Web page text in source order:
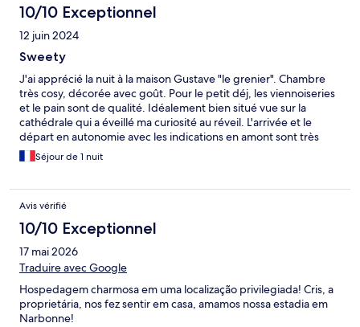
10/10 Exceptionnel
12 juin 2024
Sweety
J'ai apprécié la nuit à la maison Gustave "le grenier". Chambre
très cosy, décorée avec goût. Pour le petit déj, les viennoiseries
et le pain sont de qualité. Idéalement bien situé vue sur la
cathédrale qui a éveillé ma curiosité au réveil. L'arrivée et le
départ en autonomie avec les indications en amont sont très
appréciable. Échange avec le personnel très sympathique et
réactif.
Séjour de 1 nuit
Avis vérifié
10/10 Exceptionnel
17 mai 2026
Traduire avec Google
Hospedagem charmosa em uma localização privilegiada! Cris, a
proprietária, nos fez sentir em casa, amamos nossa estadia em
Narbonne!